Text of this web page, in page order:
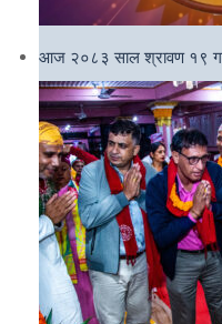
आज २०८३ साल श्रावण १९